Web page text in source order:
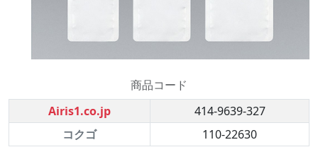
商品コード
Airis1.co.jp
414-9639-327
コクゴ
110-22630